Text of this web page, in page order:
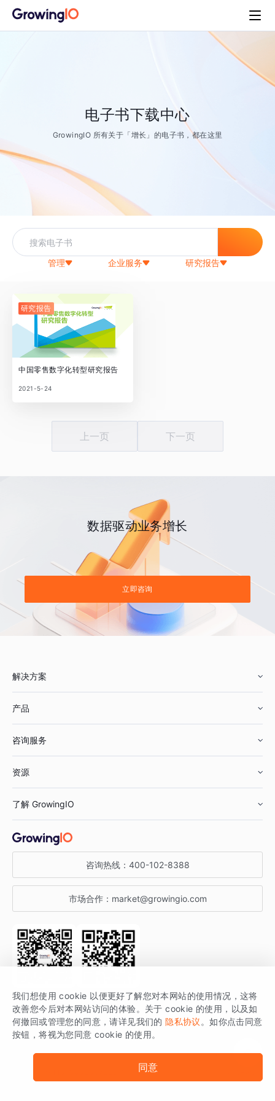
电子书下载中心
GrowingIO 所有关于「增长」的电子书，都在这里
管理 企业服务 研究报告
研究报告
中国零售数字化转型研究报告
2021-5-24
上一页 下一页
数据驱动业务增长
立即咨询
解决方案
鞋服行业
汽车行业
金融行业
产品
智能运营
获客分析
咨询服务
资源
增长公开课
增长博客
开发者文档
SDK 文档
场景指南
了解 GrowingIO
关于 GrowingIO
增长大会
行业活动
咨询热线： 400-102-8388
市场合作： market@growingio.com
关注公众号 获取更多干货
GrowingIO 是专注于数据智能分析与增长的品牌，核心平台为 GrowingIO
分析云。
版权所有 © 北京易数科技有限公司
我们想使用 cookie 以便更好了解您对本网站的使用情况，这将
改善您今后对本网站访问的体验。关于 cookie 的使用，以及如
何撤回或管理您的同意，请详见我们的 隐私协议 。如你点击同意
按钮，将视为您同意 cookie 的使用。
同意